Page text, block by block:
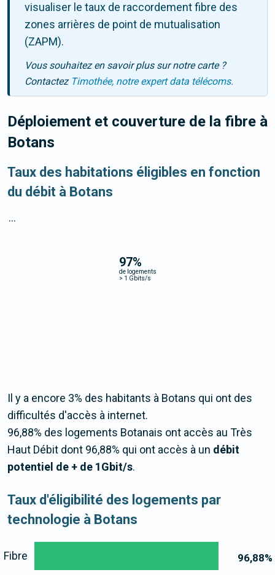
visualiser le taux de raccordement fibre des
zones arrières de point de mutualisation
(ZAPM).
Vous souhaitez en savoir plus sur notre carte ?
Contactez Timothée, notre expert data télécoms.
Déploiement et couverture de la fibre à
Botans
Taux des habitations éligibles en fonction
du débit à Botans
97%
de logements
> 1 Gbits/s
...
Il y a encore 3% des habitants à Botans qui ont des
difficultés d'accès à internet.
96,88% des logements Botanais ont accès au Très
Haut Débit dont 96,88% qui ont accès à un débit
potentiel de + de 1Gbit/s.
Taux d'éligibilité des logements par
technologie à Botans
96,88%
Fibre